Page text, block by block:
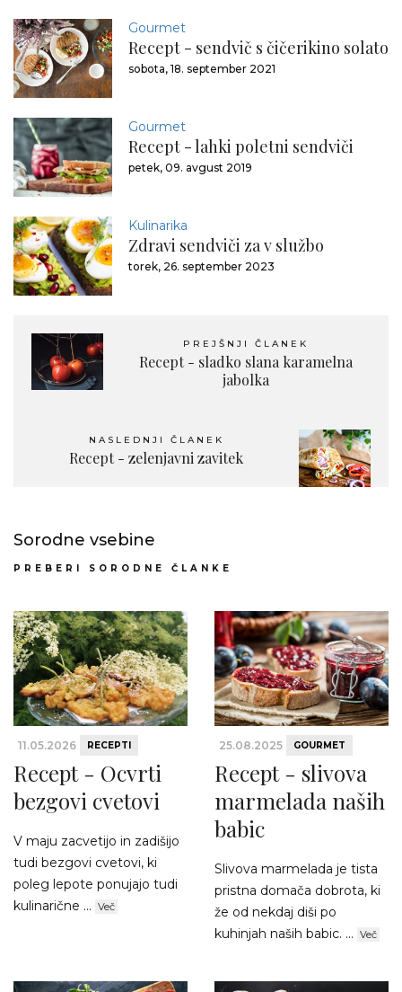
Gourmet
Recept - sendvič s čičerikino solato
sobota, 18. september 2021
Gourmet
Recept - lahki poletni sendviči
petek, 09. avgust 2019
Kulinarika
Zdravi sendviči za v službo
torek, 26. september 2023
PREJŠNJI ČLANEK
Recept - sladko slana karamelna
jabolka
NASLEDNJI ČLANEK
Recept - zelenjavni zavitek
Sorodne vsebine
PREBERI SORODNE ČLANKE
11.05.2026 RECEPTI
Recept - Ocvrti
bezgovi cvetovi
V maju zacvetijo in zadišijo
tudi bezgovi cvetovi, ki
poleg lepote ponujajo tudi
kulinarične ... Več
25.08.2025 GOURMET
Recept - slivova
marmelada naših
babic
Slivova marmelada je tista
pristna domača dobrota, ki
že od nekdaj diši po
kuhinjah naših babic. ... Več